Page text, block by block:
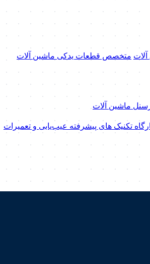
متخصص قطعات یدکی ماشین آلات
ماشین آلات
تکنیک‌ های پیشرفته عیب‌یابی و تعمیرات